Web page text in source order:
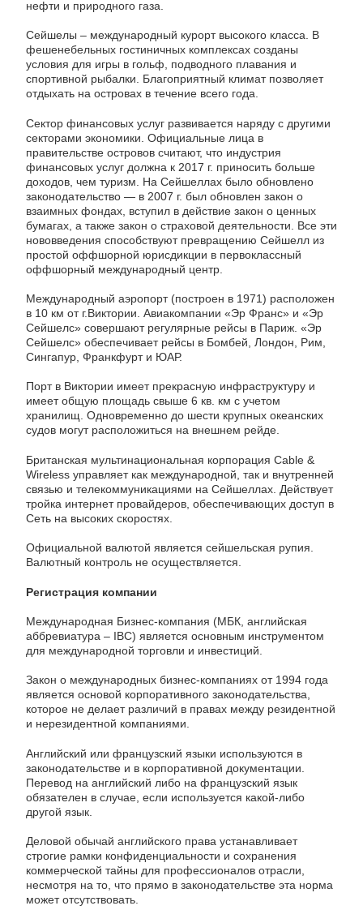
нефти и природного газа.
Сейшелы – международный курорт высокого класса. В
фешенебельных гостиничных комплексах созданы
условия для игры в гольф, подводного плавания и
спортивной рыбалки. Благоприятный климат позволяет
отдыхать на островах в течение всего года.
Сектор финансовых услуг развивается наряду с другими
секторами экономики. Официальные лица в
правительстве островов считают, что индустрия
финансовых услуг должна к 2017 г. приносить больше
доходов, чем туризм. На Сейшеллах было обновлено
законодательство — в 2007 г. был обновлен закон о
взаимных фондах, вступил в действие закон о ценных
бумагах, а также закон о страховой деятельности. Все эти
нововведения способствуют превращению Сейшелл из
простой оффшорной юрисдикции в первоклассный
оффшорный международный центр.
Международный аэропорт (построен в 1971) расположен
в 10 км от г.Виктории. Авиакомпании «Эр Франс» и «Эр
Сейшелс» совершают регулярные рейсы в Париж. «Эр
Сейшелс» обеспечивает рейсы в Бомбей, Лондон, Рим,
Сингапур, Франкфурт и ЮАР.
Порт в Виктории имеет прекрасную инфраструктуру и
имеет общую площадь свыше 6 кв. км с учетом
хранилищ. Одновременно до шести крупных океанских
судов могут расположиться на внешнем рейде.
Британская мультинациональная корпорация Cable &
Wireless управляет как международной, так и внутренней
связью и телекоммуникациями на Сейшеллах. Действует
тройка интернет провайдеров, обеспечивающих доступ в
Сеть на высоких скоростях.
Официальной валютой является сейшельская рупия.
Валютный контроль не осуществляется.
Регистрация компании
Международная Бизнес-компания (МБК, английская
аббревиатура – IBC) является основным инструментом
для международной торговли и инвестиций.
Закон о международных бизнес-компаниях от 1994 года
является основой корпоративного законодательства,
которое не делает различий в правах между резидентной
и нерезидентной компаниями.
Английский или французский языки используются в
законодательстве и в корпоративной документации.
Перевод на английский либо на французский язык
обязателен в случае, если используется какой-либо
другой язык.
Деловой обычай английского права устанавливает
строгие рамки конфиденциальности и сохранения
коммерческой тайны для профессионалов отрасли,
несмотря на то, что прямо в законодательстве эта норма
может отсутствовать.